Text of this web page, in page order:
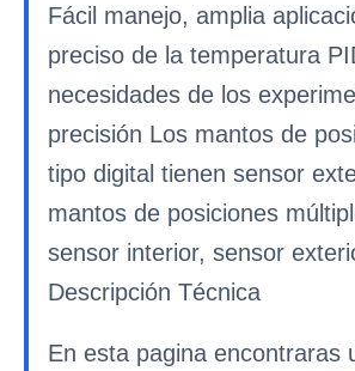
Fácil manejo, amplia
preciso de la temperatura
necesidades de los
precisión Los mantos de
tipo digital tienen sensor
mantos de posiciones
sensor interior, sensor
Descripción Técnica
En esta pagina encontraras